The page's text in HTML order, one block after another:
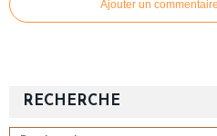
Ajouter un commentaire
RECHERCHE